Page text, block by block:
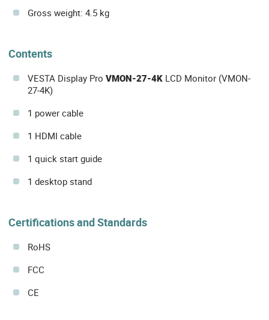
Gross weight: 4.5 kg
Contents
VESTA Display Pro VMON-27-4K LCD Monitor (VMON-
27-4K)
1 power cable
1 HDMI cable
1 quick start guide
1 desktop stand
Certifications and Standards
RoHS
FCC
CE